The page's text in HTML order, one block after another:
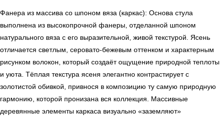
Фанера из массива со шпоном вяза (каркас): Основа стула
выполнена из высокопрочной фанеры, отделанной шпоном
натурального вяза с его выразительной, живой текстурой. Ясень
отличается светлым, серовато-бежевым оттенком и характерным
рисунком волокон, который создаёт ощущение природной теплоты
и уюта. Тёплая текстура ясеня элегантно контрастирует с
золотистой обивкой, привнося в композицию ту самую природную
гармонию, которой пронизана вся коллекция. Массивные
деревянные элементы каркаса визуально «заземляют»
УЗНАТЬ ПОДРОБНЕЕ